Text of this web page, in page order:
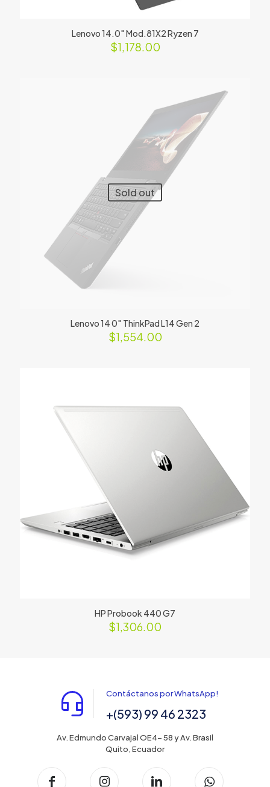
Lenovo 14.0″ Mod.81X2 Ryzen 7
$1,178.00
Sold out
Lenovo 14 0″ ThinkPad L14 Gen 2
$1,554.00
HP Probook 440 G7
$1,306.00
Contáctanos por WhatsApp!
+(593) 99 46 2323
Av. Edmundo Carvajal OE4- 58 y Av. Brasil
Quito, Ecuador